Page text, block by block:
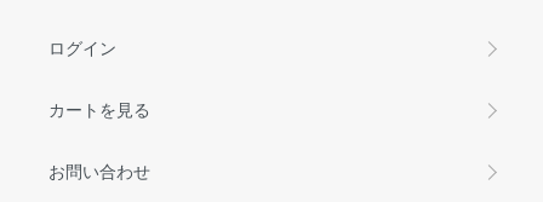
ログイン
カートを見る
お問い合わせ